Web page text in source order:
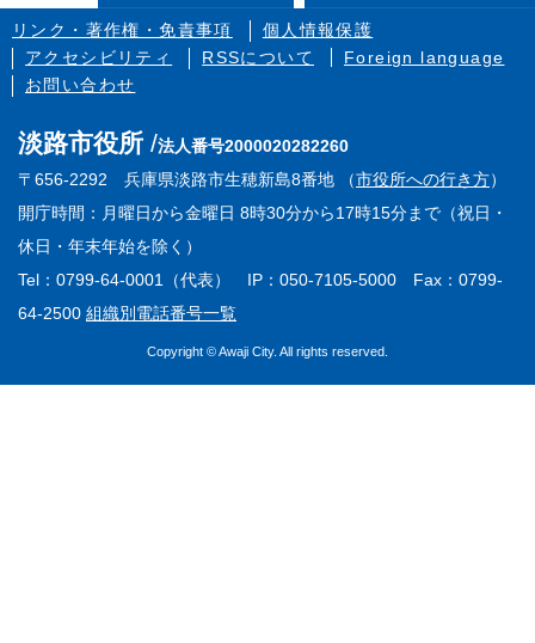
リンク・著作権・免責事項
個人情報保護
アクセシビリティ
RSSについて
Foreign language
お問い合わせ
淡路市役所
法人番号2000020282260
〒656-2292 兵庫県淡路市生穂新島8番地 （市役所への行き方）
開庁時間：月曜日から金曜日 8時30分から17時15分まで（祝日・
休日・年末年始を除く）
Tel：0799-64-0001（代表） IP：050-7105-5000 Fax：0799-
64-2500 組織別電話番号一覧
Copyright © Awaji City. All rights reserved.